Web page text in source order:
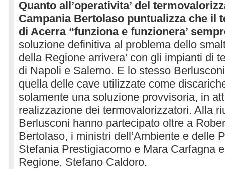
Quanto all’operativita’ del
Campania Bertolaso puntualizza che il
di Acerra “funziona e funzionera’
soluzione definitiva al problema dello
della Regione arrivera’ con gli impianti di
di Napoli e Salerno. E lo stesso
quella delle cave utilizzate come
solamente una soluzione provvisoria, in
realizzazione dei termovalorizzatori. Alla
Berlusconi hanno partecipato oltre a
Bertolaso, i ministri dell’Ambiente e delle
Stefania Prestigiacomo e Mara Carfagna
Regione, Stefano Caldoro.